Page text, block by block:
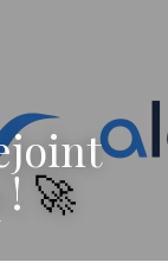
! 🚀